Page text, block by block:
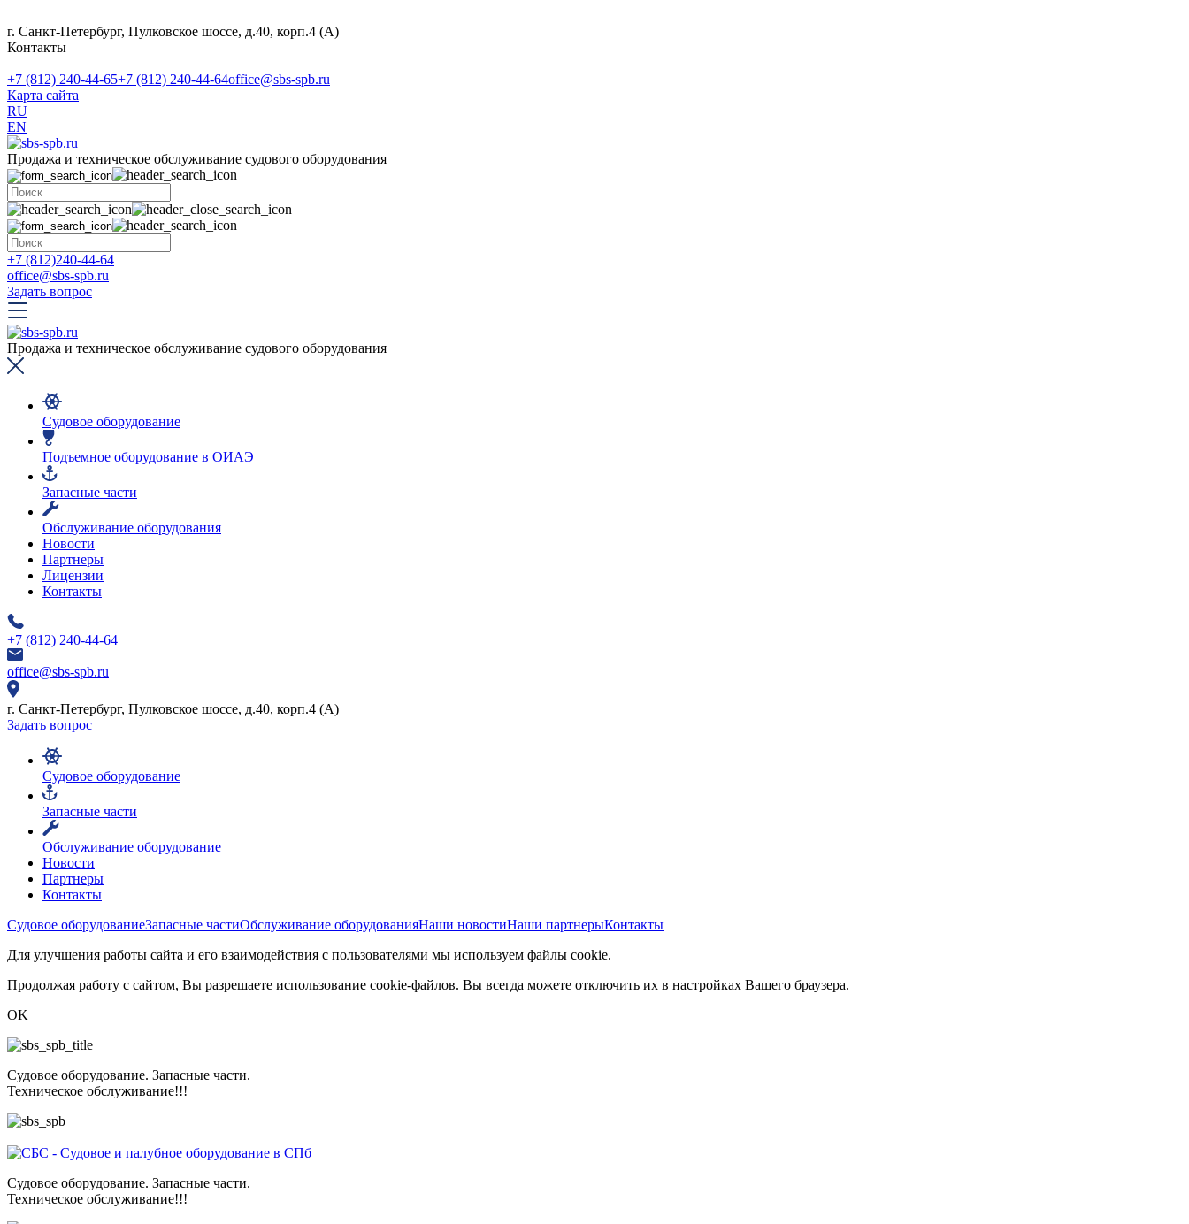
г. Санкт-Петербург, Пулковское шоссе, д.40, корп.4 (А)
Контакты
+7 (812) 240-44-65+7 (812) 240-44-64office@sbs-spb.ru
Карта сайта
RU
EN
Продажа и техническое обслуживание судового оборудования
+7 (812)240-44-64
office@sbs-spb.ru
Задать вопрос
Продажа и техническое обслуживание судового оборудования
Судовое оборудование
Подъемное оборудование в ОИАЭ
Запасные части
Обслуживание оборудования
Новости
Партнеры
Лицензии
Контакты
+7 (812) 240-44-64
office@sbs-spb.ru
г. Санкт-Петербург, Пулковское шоссе, д.40, корп.4 (А)
Задать вопрос
Судовое оборудование
Запасные части
Обслуживание оборудование
Новости
Партнеры
Контакты
Судовое оборудованиеЗапасные частиОбслуживание оборудованияНаши новостиНаши партнерыКонтакты
Для улучшения работы сайта и его взаимодействия с пользователями мы используем файлы cookie.
Продолжая работу с сайтом, Вы разрешаете использование cookie-файлов. Вы всегда можете отключить их в настройках Вашего браузера.
OK
Судовое оборудование. Запасные части.
Техническое обслуживание!!!
Судовое оборудование. Запасные части.
Техническое обслуживание!!!